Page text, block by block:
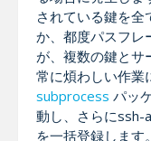
されている鍵を全
か、都度パスフレ
が、複数の鍵とサ
常に煩わしい作業
subprocess パッ
動し、さらにssh-
を一括登録しま